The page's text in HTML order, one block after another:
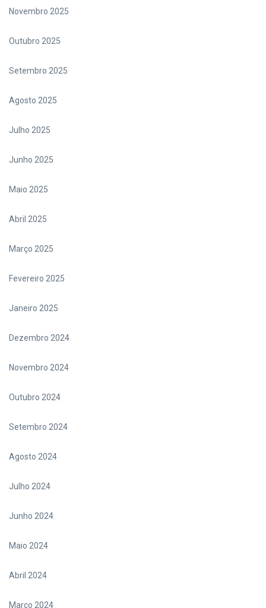
Novembro 2025
Outubro 2025
Setembro 2025
Agosto 2025
Julho 2025
Junho 2025
Maio 2025
Abril 2025
Março 2025
Fevereiro 2025
Janeiro 2025
Dezembro 2024
Novembro 2024
Outubro 2024
Setembro 2024
Agosto 2024
Julho 2024
Junho 2024
Maio 2024
Abril 2024
Março 2024